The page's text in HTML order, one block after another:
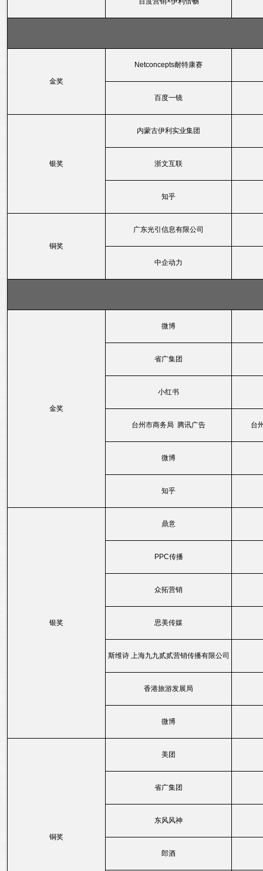
金奖
Netconcepts耐特康赛
百度一镜
银奖
内蒙古伊利实业集团
浙文互联
知乎
铜奖
广东光引信息有限公司
中企动力
金奖
微博
省广集团
小红书
台州市商务局 腾讯广告 台
微博
知乎
银奖
鼎意
PPC传播
众拓营销
思美传媒
斯维诗 上海九九贰贰营销传播有限公司
香港旅游发展局
微博
铜奖
美团
省广集团
东风风神
郎酒